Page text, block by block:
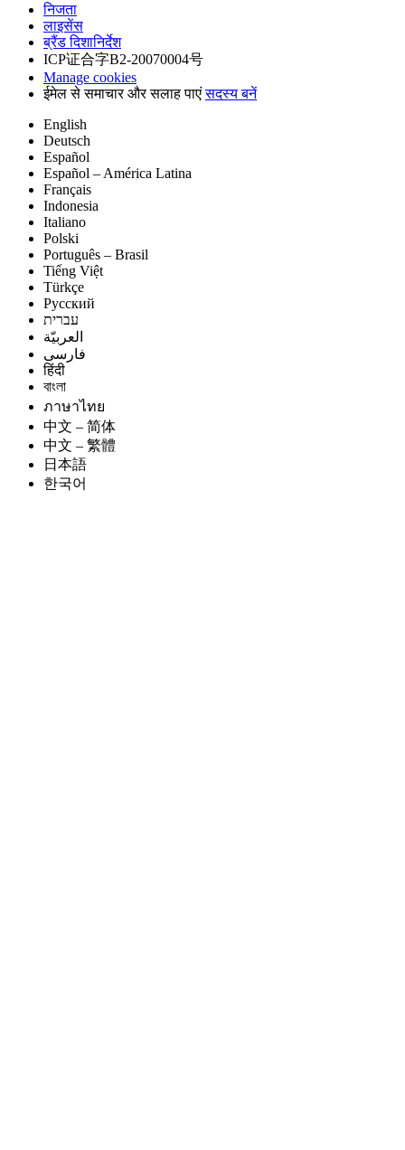
निजता
लाइसेंस
ब्रैंड दिशानिर्देश
ICP证合字B2-20070004号
Manage cookies
ईमेल से समाचार और सलाह पाएं सदस्य बनें
English
Deutsch
Español
Español – América Latina
Français
Indonesia
Italiano
Polski
Português – Brasil
Tiếng Việt
Türkçe
Русский
עברית
العربيّة
فارسی
हिंदी
বাংলা
ภาษาไทย
中文 – 简体
中文 – 繁體
日本語
한국어